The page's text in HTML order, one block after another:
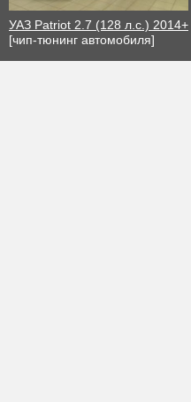
УАЗ Patriot 2.7 (128 л.с.) 2014+
[чип-тюнинг автомобиля]